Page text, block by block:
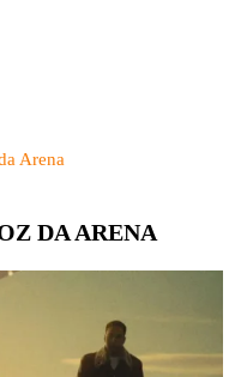
Arena
DA ARENA